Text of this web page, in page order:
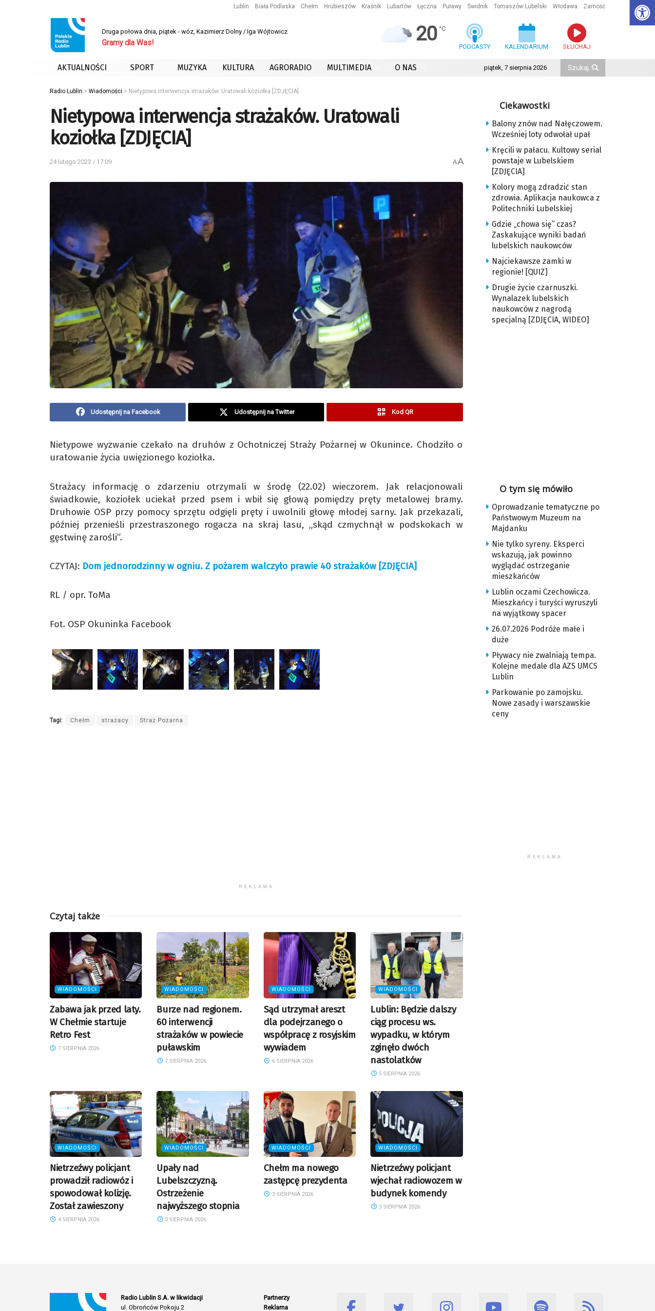
Lublin Biała Podlaska Chełm Hrubieszów Kraśnik Lubartów Łęczna Puławy Świdnik Tomaszów Lubelski Włodawa Zamość
Druga połowa dnia, piątek - wóz, Kazimierz Dolny / Iga Wójtowicz
Gramy dla Was! 20 °C
PODCASTY KALENDARIUM SŁUCHAJ
AKTUALNOŚCI SPORT MUZYKA KULTURA AGRORADIO MULTIMEDIA O NAS piątek, 7 sierpnia 2026
Radio Lublin > Wiadomości > Nietypowa interwencja strażaków. Uratowali koziołka [ZDJĘCIA]
Nietypowa interwencja strażaków. Uratowali
koziołka [ZDJĘCIA]
24 lutego 2023 / 17:09 AA
Udostępnij na Facebook Udostępnij na Twitter Kod QR
Nietypowe wyzwanie czekało na druhów z Ochotniczej Straży Pożarnej w Okunince. Chodziło o
uratowanie życia uwięzionego koziołka.
Strażacy informację o zdarzeniu otrzymali w środę (22.02) wieczorem. Jak relacjonowali
świadkowie, koziołek uciekał przed psem i wbił się głową pomiędzy pręty metalowej bramy.
Druhowie OSP przy pomocy sprzętu odgięli pręty i uwolnili głowę młodej sarny. Jak przekazali,
później przenieśli przestraszonego rogacza na skraj lasu, „skąd czmychnął w podskokach w
gęstwinę zarośli”.
CZYTAJ: Dom jednorodzinny w ogniu. Z pożarem walczyło prawie 40 strażaków [ZDJĘCIA]
RL / opr. ToMa
Fot. OSP Okuninka Facebook
Tagi: Chełm strażacy Straż Pożarna
REKLAMA
Czytaj także
WIADOMOŚCI
Zabawa jak przed laty.
W Chełmie startuje
Retro Fest
7 SIERPNIA 2026
WIADOMOŚCI
Burze nad regionem.
60 interwencji
strażaków w powiecie
puławskim
7 SIERPNIA 2026
WIADOMOŚCI
Sąd utrzymał areszt
dla podejrzanego o
współpracę z rosyjskim
wywiadem
6 SIERPNIA 2026
WIADOMOŚCI
Lublin: Będzie dalszy
ciąg procesu ws.
wypadku, w którym
zginęło dwóch
nastolatków
5 SIERPNIA 2026
WIADOMOŚCI
Nietrzeźwy policjant
prowadził radiowóz i
spowodował kolizję.
Został zawieszony
4 SIERPNIA 2026
WIADOMOŚCI
Upały nad
Lubelszczyzną.
Ostrzeżenie
najwyższego stopnia
3 SIERPNIA 2026
WIADOMOŚCI
Chełm ma nowego
zastępcę prezydenta
3 SIERPNIA 2026
WIADOMOŚCI
Nietrzeźwy policjant
wjechał radiowozem w
budynek komendy
3 SIERPNIA 2026
Ciekawostki
Balony znów nad Nałęczowem.
Wcześniej loty odwołał upał
Kręcili w pałacu. Kultowy serial
powstaje w Lubelskiem
[ZDJĘCIA]
Kolory mogą zdradzić stan
zdrowia. Aplikacja naukowca z
Politechniki Lubelskiej
Gdzie „chowa się” czas?
Zaskakujące wyniki badań
lubelskich naukowców
Najciekawsze zamki w
regionie! [QUIZ]
Drugie życie czarnuszki.
Wynalazek lubelskich
naukowców z nagrodą
specjalną [ZDJĘCIA, WIDEO]
O tym się mówiło
Oprowadzanie tematyczne po
Państwowym Muzeum na
Majdanku
Nie tylko syreny. Eksperci
wskazują, jak powinno
wyglądać ostrzeganie
mieszkańców
Lublin oczami Czechowicza.
Mieszkańcy i turyści wyruszyli
na wyjątkowy spacer
26.07.2026 Podróże małe i
duże
Pływacy nie zwalniają tempa.
Kolejne medale dla AZS UMCS
Lublin
Parkowanie po zamojsku.
Nowe zasady i warszawskie
ceny
REKLAMA
Radio Lublin S.A. w likwidacji
ul. Obrońców Pokoju 2
Partnerzy
Reklama